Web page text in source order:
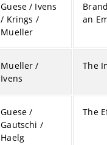
Guese / Ivens
/ Krings /
Mueller
an
Mueller /
Ivens
The
Guese /
Gautschi /
Haelg
The